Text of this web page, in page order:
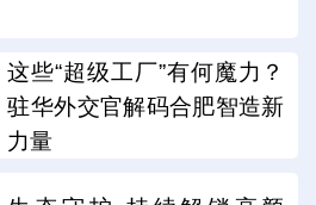
这些“超级工厂”有何魔力？
驻华外交官解码合肥智造新
力量